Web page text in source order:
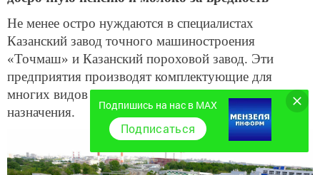
Не менее остро нуждаются в специалистах
Казанский завод точного машиностроения
«Точмаш» и Казанский пороховой завод. Эти
предприятия производят комплектующие для
многих видов боеприпасов и изделий военного
назначения.
Подпишись на нас в MAX
Подписаться